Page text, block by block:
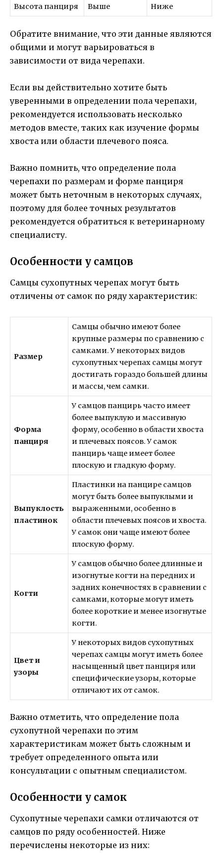
Высота панциря Выше Ниже
Обратите внимание, что эти данные являются
общими и могут варьироваться в
зависимости от вида черепахи.
Если вы действительно хотите быть
уверенными в определении пола черепахи,
рекомендуется использовать несколько
методов вместе, таких как изучение формы
хвоста или области плечевого пояса.
Важно помнить, что определение пола
черепахи по размерам и форме панциря
может быть неточным в некоторых случаях,
поэтому для более точных результатов
рекомендуется обратиться к ветеринарному
специалисту.
Особенности у самцов
Самцы сухопутных черепах могут быть
отличены от самок по ряду характеристик:
Размер
Самцы обычно имеют более
крупные размеры по сравнению с
самками. У некоторых видов
сухопутных черепах самцы могут
достигать гораздо большей длины
и массы, чем самки.
Форма
панциря
У самцов панцирь часто имеет
более выпуклую и массивную
форму, особенно в области хвоста
и плечевых поясов. У самок
панцирь чаще имеет более
плоскую и гладкую форму.
Выпуклость
пластинок
Пластинки на панцире самцов
могут быть более выпуклыми и
выраженными, особенно в
области плечевых поясов и хвоста.
У самок они чаще имеют более
плоскую форму.
Когти
У самцов обычно более длинные и
изогнутые когти на передних и
задних конечностях в сравнении с
самками, которые могут иметь
более короткие и менее изогнутые
когти.
Цвет и
узоры
У некоторых видов сухопутных
черепах самцы могут иметь более
насыщенный цвет панциря или
специфические узоры, которые
отличают их от самок.
Важно отметить, что определение пола
сухопутной черепахи по этим
характеристикам может быть сложным и
требует определенного опыта или
консультации с опытным специалистом.
Особенности у самок
Сухопутные черепахи самки отличаются от
самцов по ряду особенностей. Ниже
перечислены некоторые из них: